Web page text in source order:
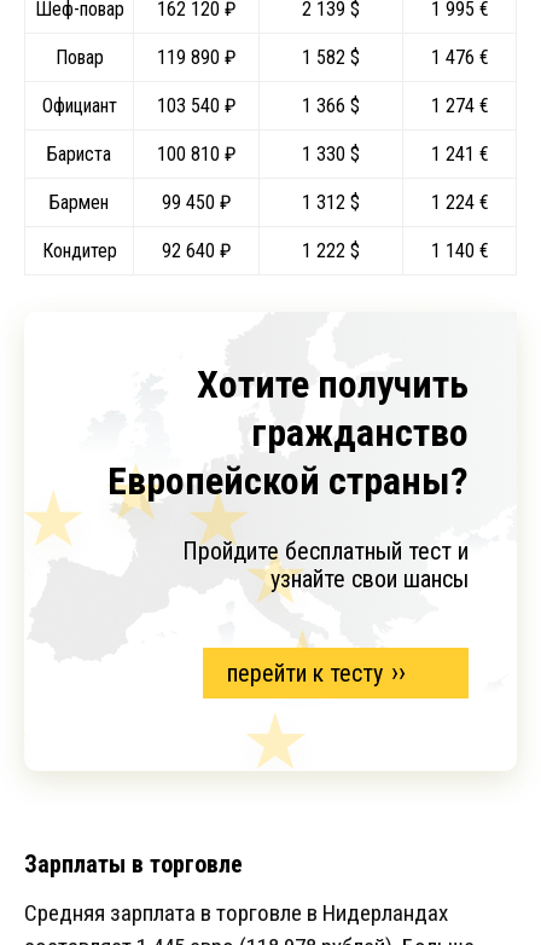
Шеф-повар 162 120 ₽ 2 139 $ 1 995 €
Повар 119 890 ₽ 1 582 $ 1 476 €
Официант 103 540 ₽ 1 366 $ 1 274 €
Бариста 100 810 ₽ 1 330 $ 1 241 €
Бармен 99 450 ₽ 1 312 $ 1 224 €
Кондитер 92 640 ₽ 1 222 $ 1 140 €
Хотите получить
гражданство
Европейской страны?
Пройдите бесплатный тест и
узнайте свои шансы
перейти к тесту
Зарплаты в торговле
Средняя зарплата в торговле в Нидерландах